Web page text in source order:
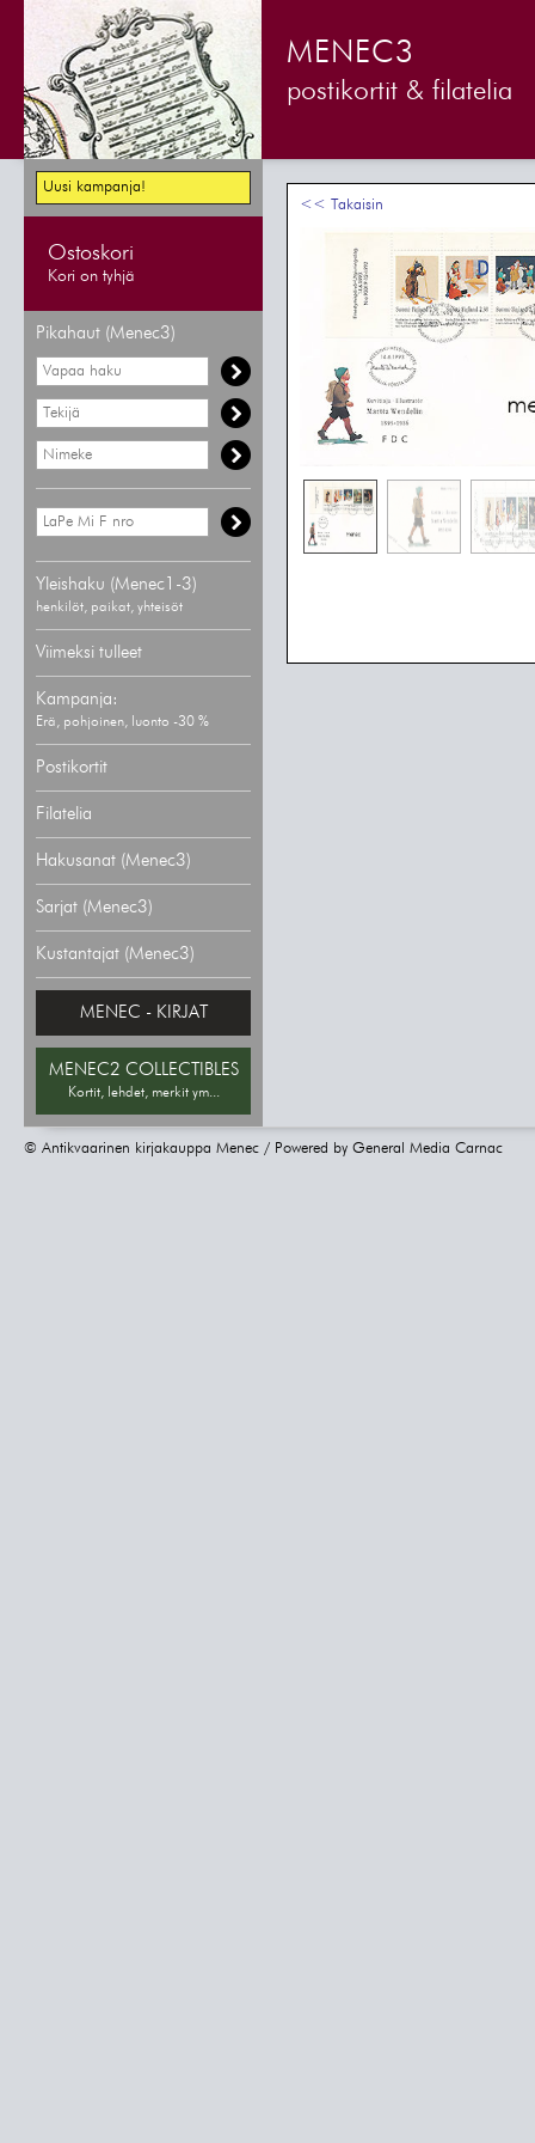
MENEC3
postikortit & filatelia
Uusi kampanja!
Ostoskori
Kori on tyhjä
Pikahaut (Menec3)
Yleishaku (Menec1-3)
henkilöt, paikat, yhteisöt
Viimeksi tulleet
Kampanja:
Erä, pohjoinen, luonto -30 %
Postikortit
Filatelia
Hakusanat (Menec3)
Sarjat (Menec3)
Kustantajat (Menec3)
MENEC - KIRJAT
MENEC2 COLLECTIBLES
Kortit, lehdet, merkit ym...
<< Takaisin
© Antikvaarinen kirjakauppa Menec / Powered by General Media Carnac